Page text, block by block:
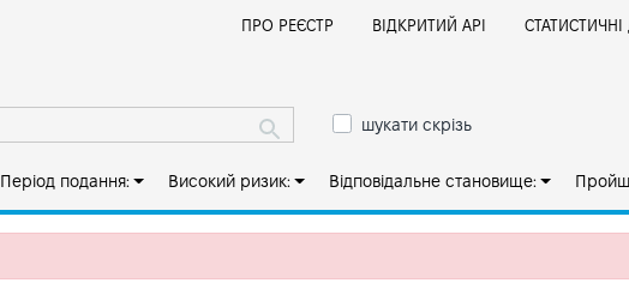
ПРО РЕЄСТР ВІДКРИТИЙ АРІ СТАТИСТИЧНІ
шукати скрізь
Період подання: Високий ризик: Відповідальне становище: